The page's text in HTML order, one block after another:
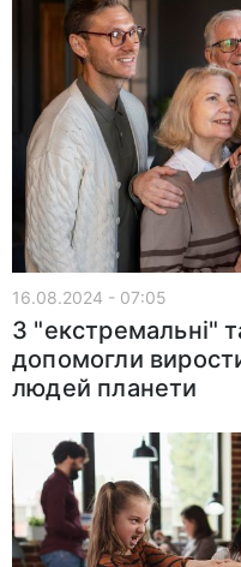
16.08.2024 - 07:05
3 "екстремальні"
допомогли
людей планети